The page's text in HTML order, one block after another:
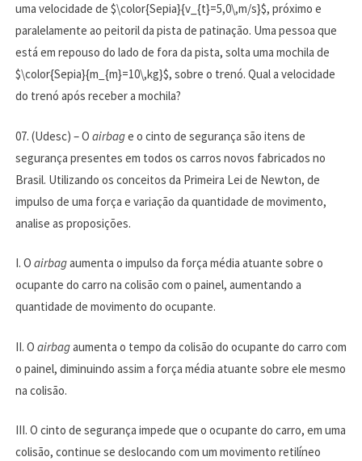
uma velocidade de $\color{Sepia}{v_{t}=5,0\,m/s}$, próximo e
paralelamente ao peitoril da pista de patinação. Uma pessoa que
está em repouso do lado de fora da pista, solta uma mochila de
$\color{Sepia}{m_{m}=10\,kg}$, sobre o trenó. Qual a velocidade
do trenó após receber a mochila?
07. (Udesc) –O airbage o cinto de segurança são itens de
segurança presentes em todos os carros novos fabricados no
Brasil. Utilizando os conceitos da Primeira Lei de Newton, de
impulso de uma força e variação da quantidade de movimento,
analise as proposições.
I. O airbagaumenta o impulso da força média atuante sobre o
ocupante do carro na colisão com o painel, aumentando a
quantidade de movimento do ocupante.
II. O airbagaumenta o tempo da colisão do ocupante do carro com
o painel, diminuindo assim a força média atuante sobre ele mesmo
na colisão.
III. O cinto de segurança impede que o ocupante do carro, em uma
colisão, continue se deslocando com um movimento retilíneo